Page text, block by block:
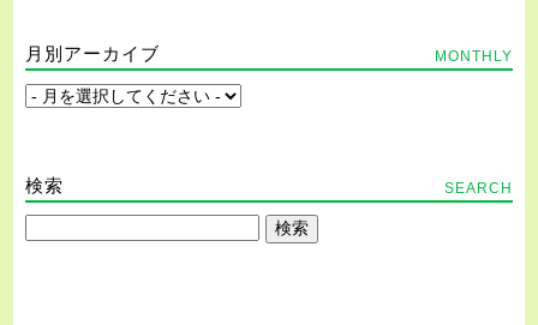
月別アーカイブ MONTHLY
検索 SEARCH